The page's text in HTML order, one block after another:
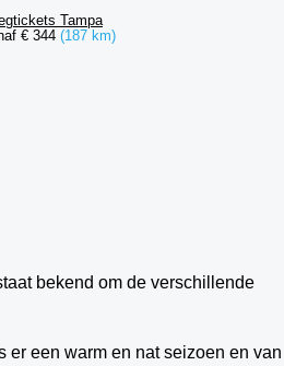
Tampa
€ 344 (187 km)
bekend om de verschillende
er een warm en nat seizoen en van